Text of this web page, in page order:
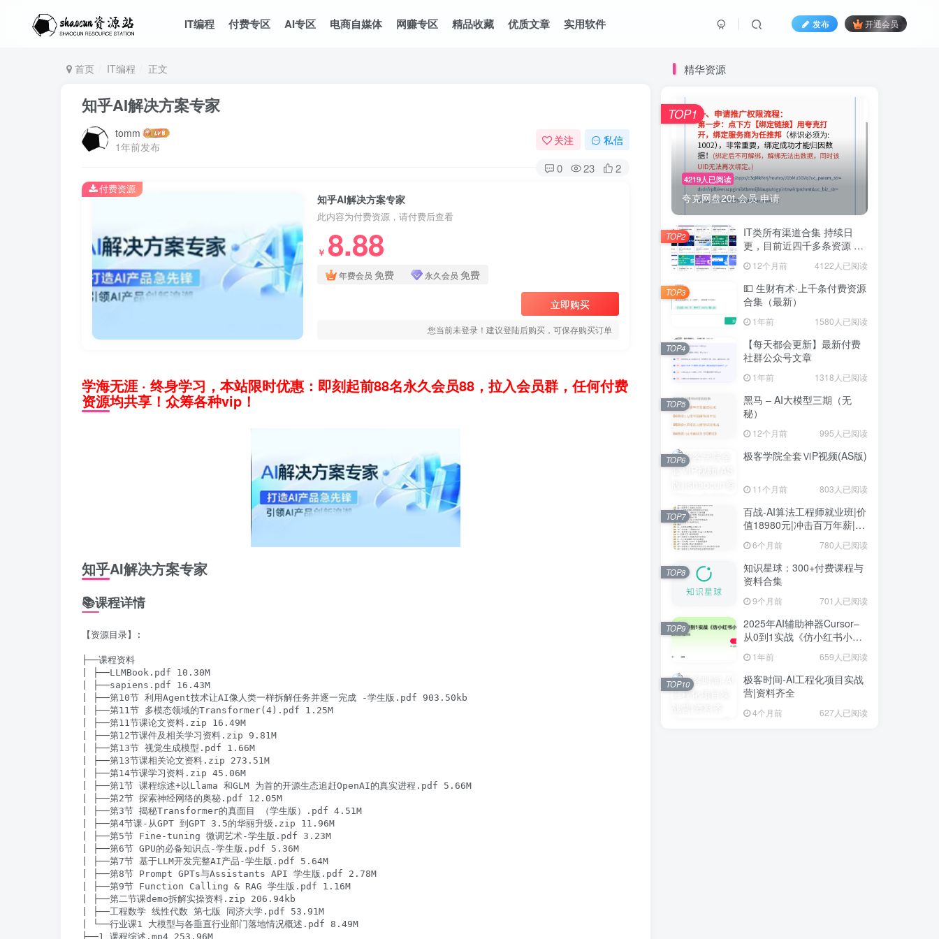
IT编程 付费专区 AI专区 电商自媒体 网赚专区 精品收藏 优质文章 实用软件 发布 开通会员
首页 IT编程 正文
知乎AI解决方案专家
tomm
1年前发布
关注 私信
0 23 2
知乎AI解决方案专家
此内容为付费资源，请付费后查看
￥ 8.88
年费会员 免费 永久会员 免费
立即购买
您当前未登录！建议登陆后购买，可保存购买订单
付费资源
学海无涯 · 终身学习，本站限时优惠：即刻起前88名永久会员88，拉入会员群，任何付费
资源均共享！众筹各种vip！
知乎AI解决方案专家
📚课程详情
【资源目录】:
├──课程资料
| ├──LLMBook.pdf 10.30M
| ├──sapiens.pdf 16.43M
| ├──第10节 利用Agent技术让AI像人类一样拆解任务并逐一完成 -学生版.pdf 903.50kb
| ├──第11节 多模态领域的Transformer(4).pdf 1.25M
| ├──第11节课论文资料.zip 16.49M
| ├──第12节课件及相关学习资料.zip 9.81M
| ├──第13节 视觉生成模型.pdf 1.66M
| ├──第13节课相关论文资料.zip 273.51M
| ├──第14节课学习资料.zip 45.06M
| ├──第1节 课程综述+以Llama 和GLM 为首的开源生态追赶OpenAI的真实进程.pdf 5.66M
| ├──第2节 探索神经网络的奥秘.pdf 12.05M
| ├──第3节 揭秘Transformer的真面目 （学生版）.pdf 4.51M
| ├──第4节课-从GPT 到GPT 3.5的华丽升级.zip 11.96M
| ├──第5节 Fine-tuning 微调艺术-学生版.pdf 3.23M
| ├──第6节 GPU的必备知识点-学生版.pdf 5.36M
| ├──第7节 基于LLM开发完整AI产品-学生版.pdf 5.64M
| ├──第8节 Prompt GPTs与Assistants API 学生版.pdf 2.78M
| ├──第9节 Function Calling & RAG 学生版.pdf 1.16M
| ├──第二节课demo拆解实操资料.zip 206.94kb
| ├──工程数学 线性代数 第七版 同济大学.pdf 53.91M
| └──行业课1 大模型与各垂直行业部门落地情况概述.pdf 8.49M
├──1 课程综述.mp4 253.96M
精华资源
4219人已阅读
夸克网盘20t 会员 申请
TOP1
IT类所有渠道合集 持续日
更，目前近四千多条资源 年
12个月前 4122人已阅读
TOP2
💵 生财有术·上千条付费资源
合集（最新）
1年前 1580人已阅读
TOP3
【每天都会更新】最新付费
社群公众号文章
1年前 1318人已阅读
TOP4
黑马 – AI大模型三期（无
秘）
12个月前 995人已阅读
TOP5
极客学院全套ⅥP视频(AS版)
11个月前 803人已阅读
TOP6
百战-AI算法工程师就业班|价
值18980元|冲击百万年薪|完
结无秘
6个月前 780人已阅读
TOP7
知识星球：300+付费课程与
资料合集
9个月前 701人已阅读
TOP8
2025年AI辅助神器Cursor–
从0到1实战《仿小红书小程
序》1年前 659人已阅读
TOP9
极客时间-AI工程化项目实战
营|资料齐全
4个月前 627人已阅读
TOP10